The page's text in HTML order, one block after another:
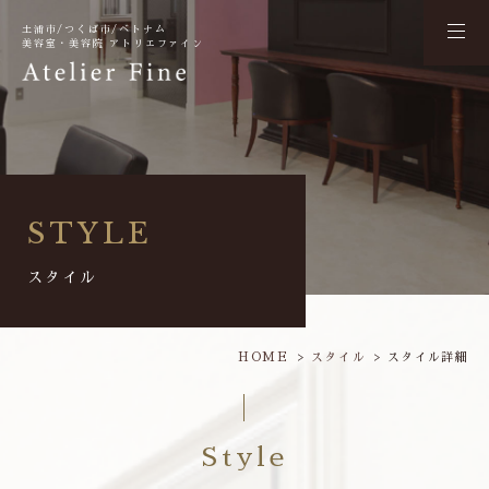
土浦市/つくば市/ベトナム
美容室・美容院 アトリエファイン
STYLE
スタイル
HOME スタイル スタイル詳細
Style